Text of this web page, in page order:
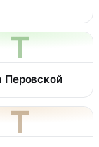
Т
Перовской
Т